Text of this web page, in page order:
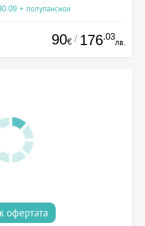
+ полупансион
90€ / 176.03
лв.
офертата